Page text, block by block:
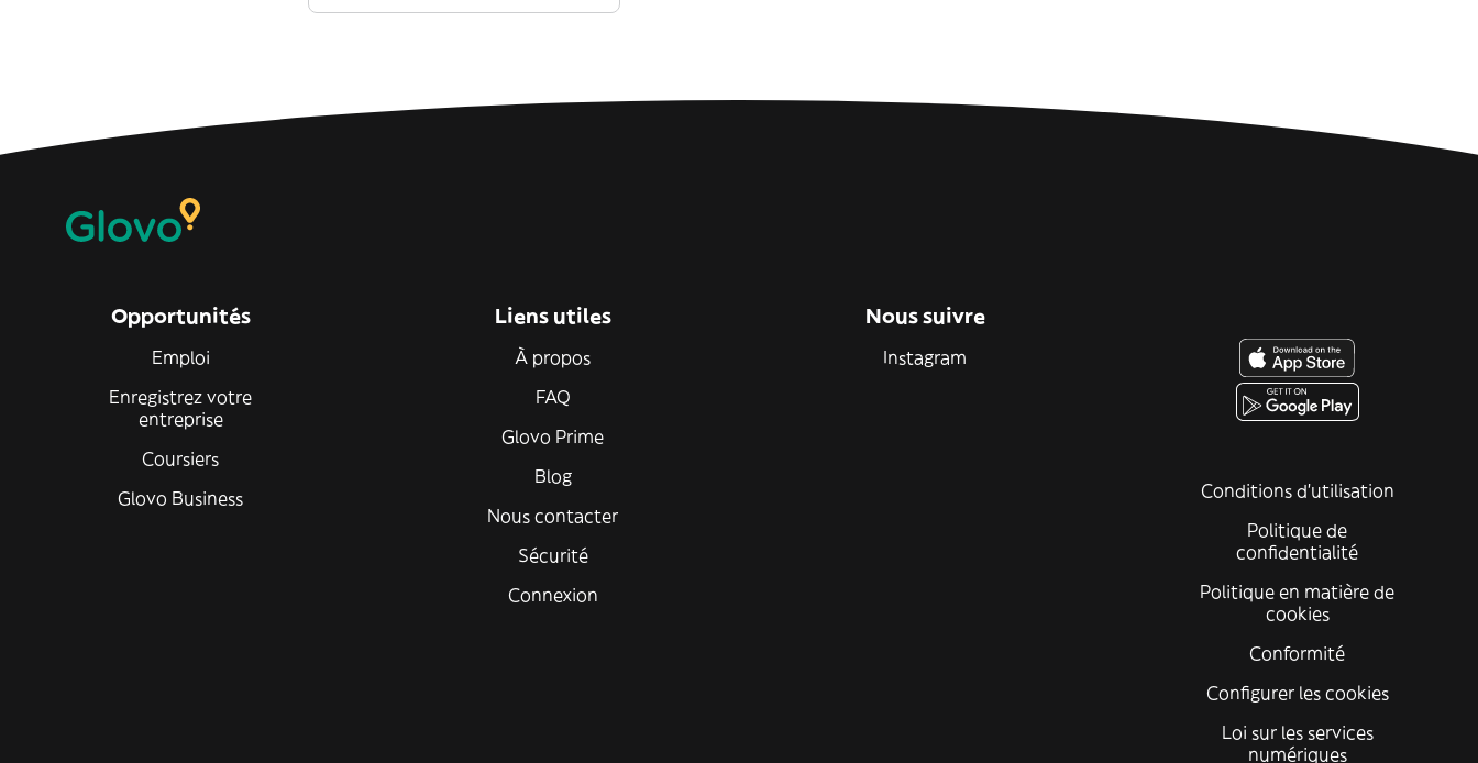
Opportunités
Emploi
Enregistrez votre
entreprise
Coursiers
Glovo Business
Liens utiles
À propos
FAQ
Glovo Prime
Blog
Nous contacter
Sécurité
Connexion
Nous suivre
Instagram
Conditions d'utilisation
Politique de
confidentialité
Politique en matière de
cookies
Conformité
Configurer les cookies
Loi sur les services
numériques